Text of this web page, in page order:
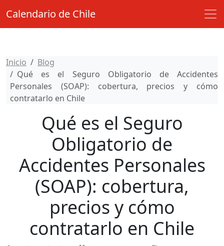
Calendario de Chile
Inicio
Blog
Qué es el Seguro Obligatorio de Accidentes
Personales (SOAP): cobertura, precios y cómo
contratarlo en Chile
Qué es el Seguro
Obligatorio de
Accidentes Personales
(SOAP): cobertura,
precios y cómo
contratarlo en Chile